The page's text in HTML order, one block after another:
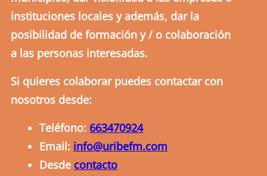
instituciones locales y además, dar la
posibilidad de formación y / o colaboración
a las personas interesadas.
Si quieres colaborar puedes contactar con
nosotros desde:
Teléfono: 663470924
Email: info@uribefm.com
Desde contacto